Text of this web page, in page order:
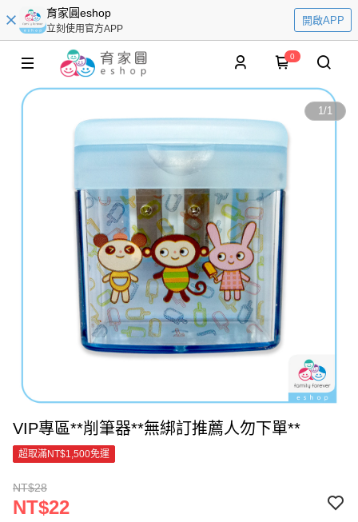
育家圓eshop
立刻使用官方APP
開啟APP
0
1/1
VIP專區**削筆器**無綁訂推薦人勿下單**
超取滿NT$1,500免運
NT$28
NT$22